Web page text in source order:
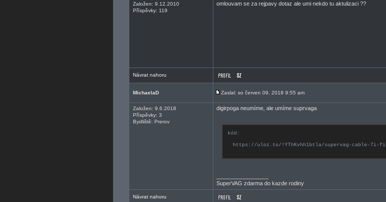
Založen: 9.12.2010
Příspěvky: 119
omlouvam se za rejpavy dotaz ale umi nekdo tu aktulizaci ??
Návrat nahoru
MichaelaD Zaslal: so červen 09, 2018 9:55 am
Založen: 9.6.2018
Příspěvky: 3
Bydliště: Prerov
digirpoga neumíme, ale umíme suprvaga
kód:
https://uloz.to/!YThKvhh1btla/supervag-cable-7i-
SuperVAG zdarma do kazde rodiny
Návrat nahoru